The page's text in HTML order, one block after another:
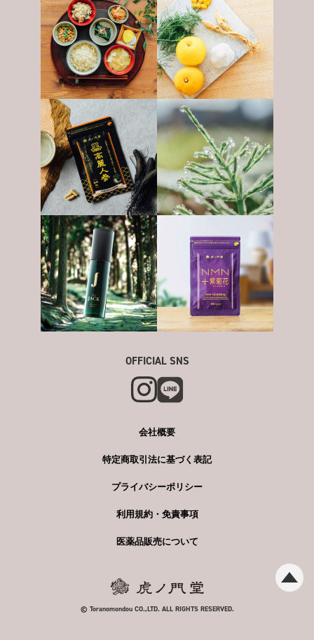
OFFICIAL SNS
会社概要
特定商取引法に基づく表記
プライバシーポリシー
利用規約・免責事項
医薬品販売について
© Toranomondou CO.,LTD. ALL RIGHTS RESERVED.